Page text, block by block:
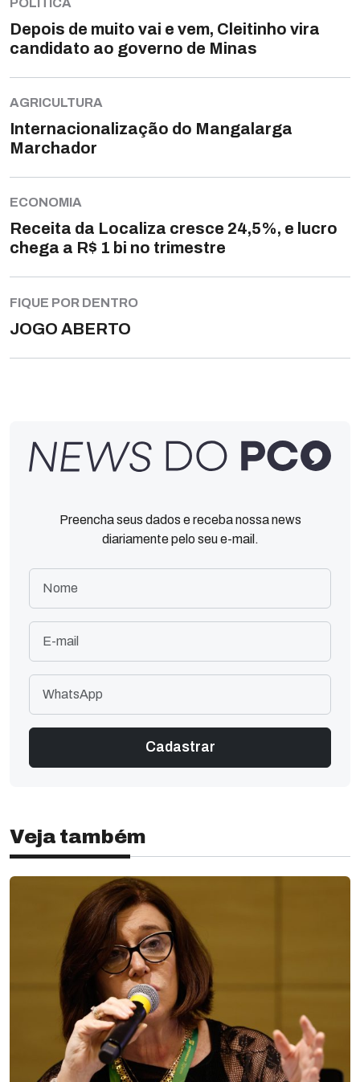
POLÍTICA
Depois de muito vai e vem, Cleitinho vira
candidato ao governo de Minas
AGRICULTURA
Internacionalização do Mangalarga
Marchador
ECONOMIA
Receita da Localiza cresce 24,5%, e lucro
chega a R$ 1 bi no trimestre
FIQUE POR DENTRO
JOGO ABERTO
Preencha seus dados e receba nossa news
diariamente pelo seu e-mail.
Veja também